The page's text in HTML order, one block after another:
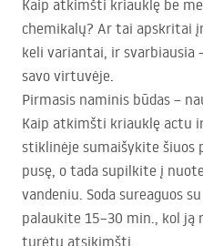
Kaip atkimšti kriauklę be
chemikalų? Ar tai apskritai
keli variantai, ir svarbiausia
savo virtuvėje.
Pirmasis naminis būdas –
Kaip atkimšti kriauklę actu
stiklinėje sumaišykite šiuos
pusę, o tada supilkite į
vandeniu. Soda sureaguos
palaukite 15–30 min., kol ją
turėtų atsikimšti.